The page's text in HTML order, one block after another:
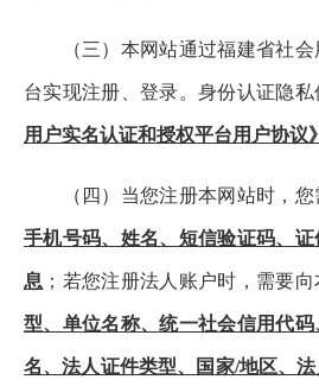
（三）本网站通过福建省社会
台实现注册、登录。身份认证隐私
用户实名认证和授权平台用户协议》
（四）当您注册本网站时，您
手机号码、姓名、短信验证码、
息 ；若您注册法人账户时，需要
型、单位名称、统一社会信用代
名、法人证件类型、国家/地区、